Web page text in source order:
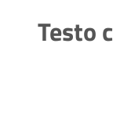
Testo